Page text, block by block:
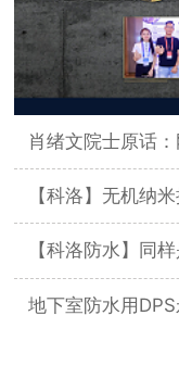
肖绪文院士原话
【科洛】无机纳
【科洛防水】同样
地下室防水用DPS永